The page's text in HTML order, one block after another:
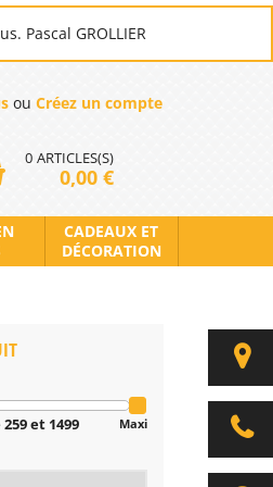
Pascal GROLLIER
ou Créez un compte
0 ARTICLES(S)
0,00 €
CADEAUX ET
DÉCORATION
et 1499 Maxi